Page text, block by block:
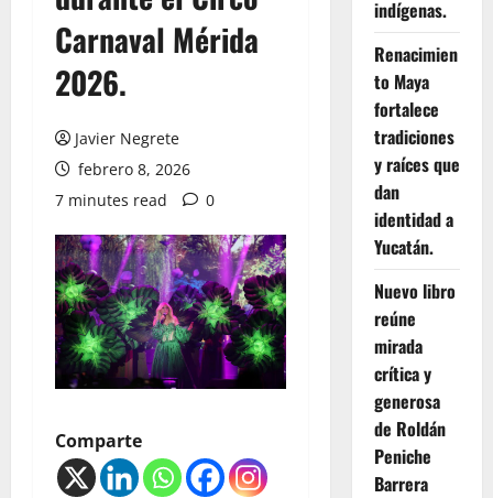
Carnaval Mérida
2026.
Javier Negrete
febrero 8, 2026
7 minutes read
0
Comparte
indígenas.
Renacimien
to Maya
fortalece
tradiciones
y raíces que
dan
identidad a
Yucatán.
Nuevo libro
reúne
mirada
crítica y
generosa
de Roldán
Peniche
Barrera